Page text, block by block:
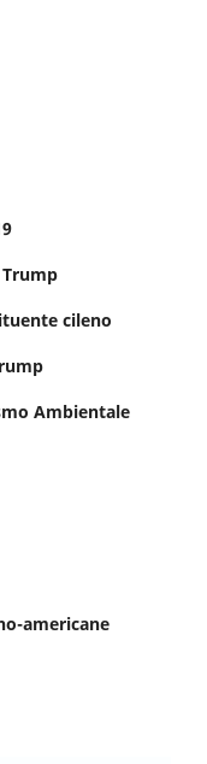
cileno
Ambientale
americane